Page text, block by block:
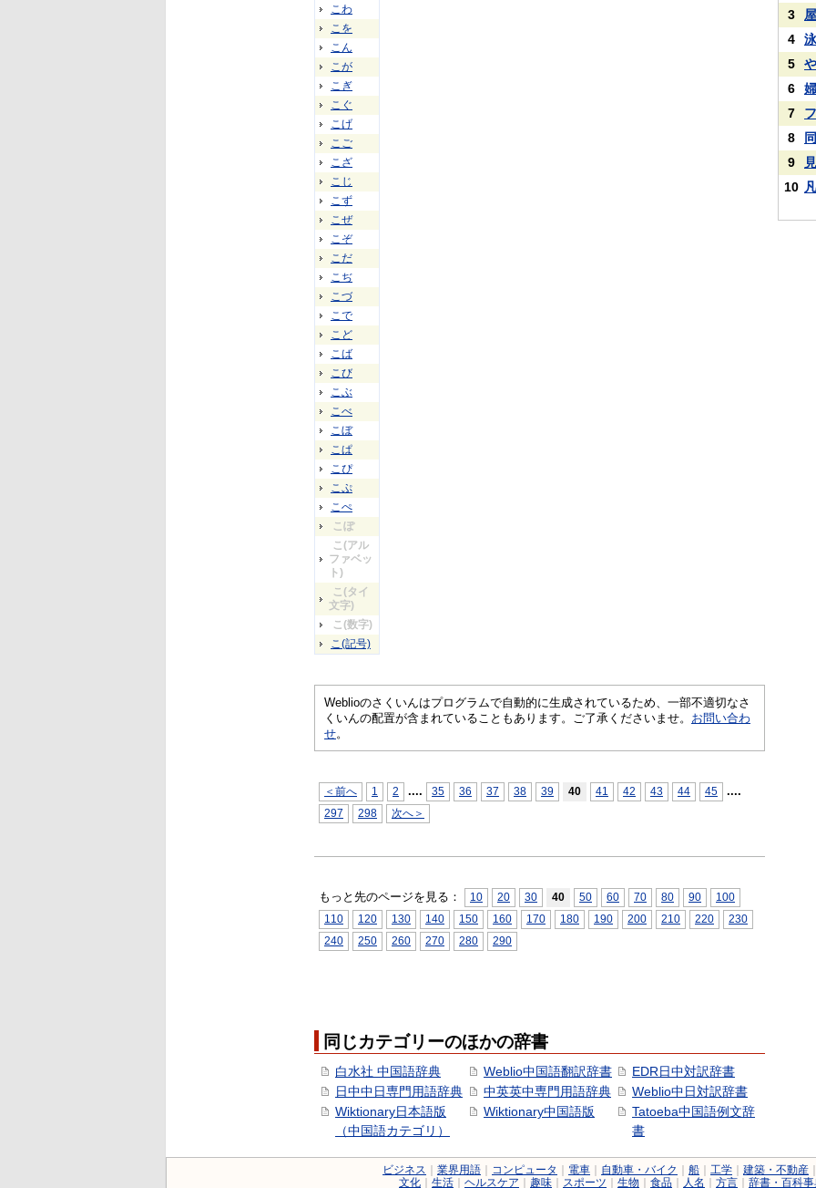
こわ
こを
こん
こが
こぎ
こぐ
こげ
こご
こざ
こじ
こず
こぜ
こぞ
こだ
こぢ
こづ
こで
こど
こば
こび
こぶ
こべ
こぼ
こぱ
こぴ
こぷ
こぺ
こぽ
こ(アル
ファベッ
ト)
こ(タイ
文字)
こ(数字)
こ(記号)
Weblioのさくいんはプログラムで自動的に生成されているため、一部不適切なさ
くいんの配置が含まれていることもあります。ご了承くださいませ。 お問い合わ
せ。
＜前へ 1 2 .... 35 36 37 38 39 40 41 42 43 44 45 ....
297 298 次へ＞
もっと先のページを見る： 10 20 30 40 50 60 70 80 90
100
110
120 130 140 150 160 170 180 190 200 210 220
230
240
250 260 270 280 290
同じカテゴリーのほかの辞書
白水社 中国語辞典
日中中日専門用語辞典
Wiktionary日本語版
（中国語カテゴリ）
Weblio中国語翻訳辞書
中英英中専門用語辞典
Wiktionary中国語版
EDR日中対訳辞書
Weblio中日対訳辞書
Tatoeba中国語例文辞
書
3
屋
4
5
6
7
8
9
10
ビジネス 業界用語 コンピュータ 電車 自動車・バイク 船 工学 建築・不動産
文化
生活 ヘルスケア 趣味 スポーツ 生物 食品 人名 方言 辞書・百科事